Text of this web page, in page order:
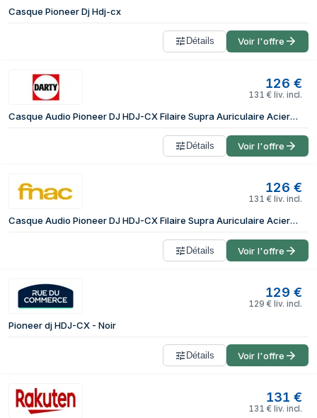
Casque Pioneer Dj Hdj-cx
Détails Voir l'offre
126 €
131 € liv. incl.
Casque Audio Pioneer DJ HDJ-CX Filaire Supra Auriculaire Acier Inoxydable Jack 6,35 mm Noir
Détails Voir l'offre
126 €
131 € liv. incl.
Casque Audio Pioneer DJ HDJ-CX Filaire Supra Auriculaire Acier Inoxydable Jack 6,35 mm Noir
Détails Voir l'offre
129 €
129 € liv. incl.
Pioneer dj HDJ-CX - Noir
Détails Voir l'offre
131 €
131 € liv. incl.